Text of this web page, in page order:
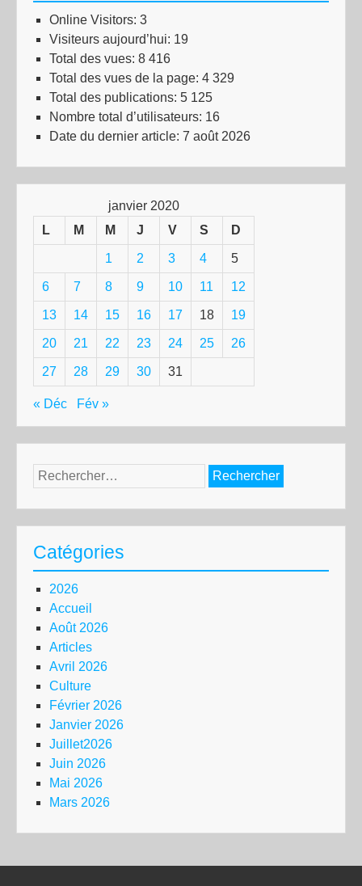
Online Visitors: 3
Visiteurs aujourd’hui: 19
Total des vues: 8 416
Total des vues de la page: 4 329
Total des publications: 5 125
Nombre total d’utilisateurs: 16
Date du dernier article: 7 août 2026
janvier 2020
L
M M J V S D
1 2 3 4 5
6 7 8 9 10 11 12
13 14 15 16 17 18 19
20 21 22 23 24 25 26
27 28 29 30 31
« Déc Fév »
Rechercher :
Catégories
2026
Accueil
Août 2026
Articles
Avril 2026
Culture
Février 2026
Janvier 2026
Juillet2026
Juin 2026
Mai 2026
Mars 2026